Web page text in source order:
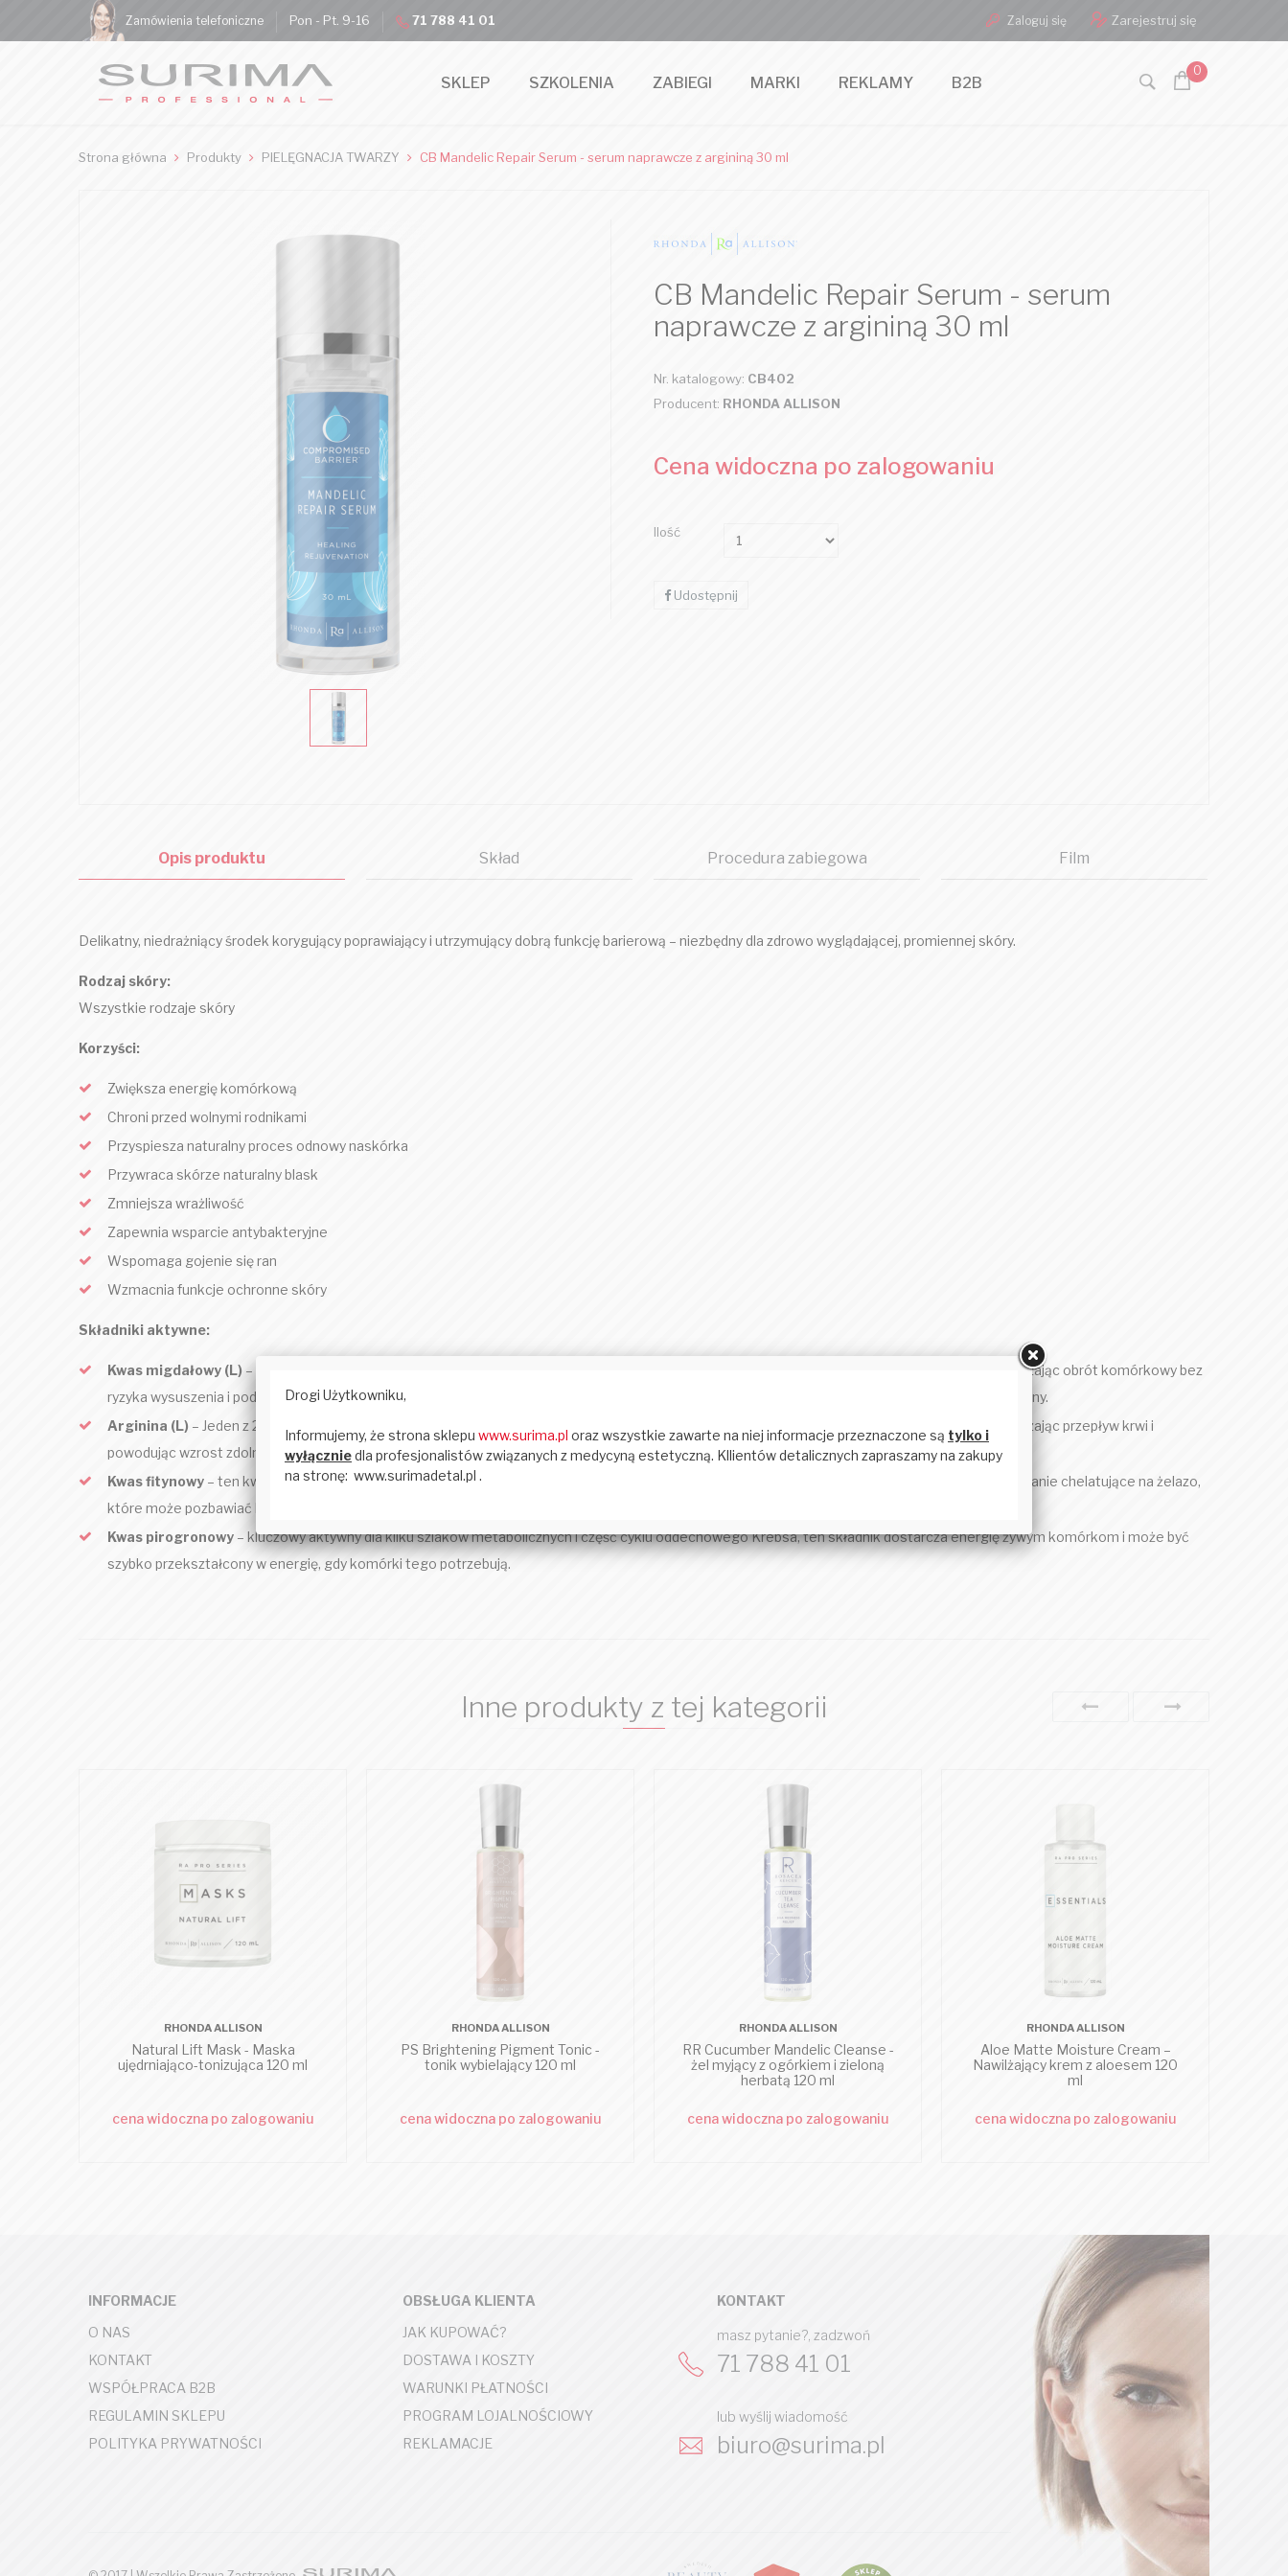
Zamówienia telefoniczne Pon - Pt. 9-16 71 788 41 01 Zaloguj się Zarejestruj się
0
SKLEP SZKOLENIA ZABIEGI MARKI REKLAMY B2B
Strona główna Produkty PIELĘGNACJA TWARZY CB Mandelic Repair Serum - serum naprawcze z argininą 30 ml
CB Mandelic Repair Serum - serum
naprawcze z argininą 30 ml
Nr. katalogowy: CB402
Producent: RHONDA ALLISON
Cena widoczna po zalogowaniu
Ilość
Udostępnij
Opis produktu Skład Procedura zabiegowa Film
Delikatny, niedrażniący środek korygujący poprawiający i utrzymujący dobrą funkcję barierową – niezbędny dla zdrowo wyglądającej, promiennej skóry.
Rodzaj skóry:
Wszystkie rodzaje skóry
Korzyści:
Zwiększa energię komórkową
Chroni przed wolnymi rodnikami
Przyspiesza naturalny proces odnowy naskórka
Przywraca skórze naturalny blask
Zmniejsza wrażliwość
Zapewnia wsparcie antybakteryjne
Wspomaga gojenie się ran
Wzmacnia funkcje ochronne skóry
Składniki aktywne:
Kwas migdałowy (L) – uważany za alfa-hydroksykwas (AHA), ale o większej strukturze molekularnej, ten składnik wspiera skórę, delikatnie zwiększając obrót komórkowy bez
ryzyka wysuszenia i podrażnienia. Zwiększa również wsparcie antybakteryjne, które jest potrzebne, gdy skóra jest uszkodzona i podatna na patogeny.
Arginina (L) – Jeden z 20 pół-niezbędnych aminokwasów obecnych w białkach, ten składnik przekształca się w tlenek azotu w organizmie, zwiększając przepływ krwi i
powodując wzrost zdolności gojenia ran.
Kwas fitynowy – ten kwas jest uważany za fitoskładnik odżywczy, ponieważ zapewnia naturalną ochronę antyoksydacyjną ze względu na silne działanie chelatujące na żelazo,
które może pozbawiać komórki ważnych minerałów potrzebnych do zdrowej replikacji.
Kwas pirogronowy – kluczowy aktywny dla kilku szlaków metabolicznych i część cyklu oddechowego Krebsa, ten składnik dostarcza energię żywym komórkom i może być
szybko przekształcony w energię, gdy komórki tego potrzebują.
Inne produkty z tej kategorii
RHONDA ALLISON
Natural Lift Mask - Maska
ujędrniająco-tonizująca 120 ml
cena widoczna po zalogowaniu
RHONDA ALLISON
PS Brightening Pigment Tonic -
tonik wybielający 120 ml
cena widoczna po zalogowaniu
RHONDA ALLISON
RR Cucumber Mandelic Cleanse -
żel myjący z ogórkiem i zieloną
herbatą 120 ml
cena widoczna po zalogowaniu
RHONDA ALLISON
Aloe Matte Moisture Cream –
Nawilżający krem z aloesem 120
ml
cena widoczna po zalogowaniu
INFORMACJE
O NAS
KONTAKT
WSPÓŁPRACA B2B
REGULAMIN SKLEPU
POLITYKA PRYWATNOŚCI
OBSŁUGA KLIENTA
JAK KUPOWAĆ?
DOSTAWA I KOSZTY
WARUNKI PŁATNOŚCI
PROGRAM LOJALNOŚCIOWY
REKLAMACJE
KONTAKT
masz pytanie?, zadzwoń
71 788 41 01
lub wyślij wiadomość
biuro@surima.pl